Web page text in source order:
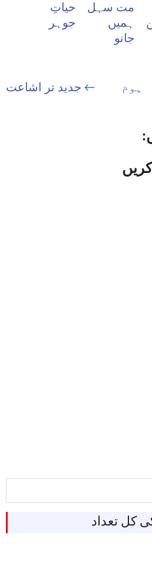
مت سہل
ہمیں
جانو
حیاتِ
جوہر
← جدید تر اشاعت ہوم
کل تعداد